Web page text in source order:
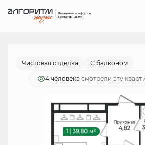
1-комнатная
от 22 434 руб./мес.
Чистовая отделка С балконом
4 человекa смотрели эту